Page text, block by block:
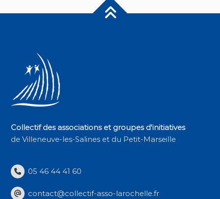
Collectif des associations et groupes d'initiatives
de Villeneuve-les-Salines et du Petit-Marseille
05 46 44 41 60
contact@collectif-asso-larochelle.fr